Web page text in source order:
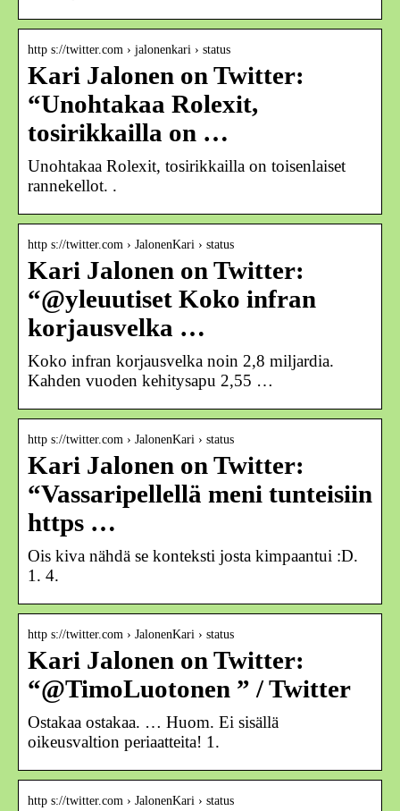
http s://twitter.com › jalonenkari › status
Kari Jalonen on Twitter:
“Unohtakaa Rolexit,
tosirikkailla on …
Unohtakaa Rolexit, tosirikkailla on toisenlaiset
rannekellot. .
http s://twitter.com › JalonenKari › status
Kari Jalonen on Twitter:
“@yleuutiset Koko infran
korjausvelka …
Koko infran korjausvelka noin 2,8 miljardia.
Kahden vuoden kehitysapu 2,55 …
http s://twitter.com › JalonenKari › status
Kari Jalonen on Twitter:
“Vassaripellellä meni tunteisiin
https …
Ois kiva nähdä se konteksti josta kimpaantui :D.
1. 4.
http s://twitter.com › JalonenKari › status
Kari Jalonen on Twitter:
“@TimoLuotonen ” / Twitter
Ostakaa ostakaa. … Huom. Ei sisällä
oikeusvaltion periaatteita! 1.
http s://twitter.com › JalonenKari › status